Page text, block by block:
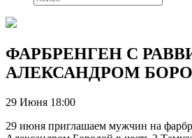
ФАРБРЕНГЕН С
АЛЕКСАНДРОМ
29 Июня 18:00
29 июня приглашаем мужчин на